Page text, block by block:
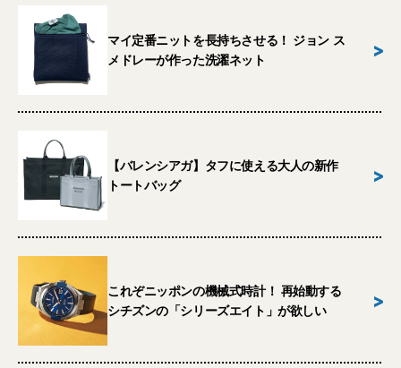
マイ定番ニットを長持ちさせる！ ジョン ス
メドレーが作った洗濯ネット
>
【バレンシアガ】タフに使える大人の新作
トートバッグ
>
これぞニッポンの機械式時計！ 再始動する
シチズンの「シリーズエイト」が欲しい
>